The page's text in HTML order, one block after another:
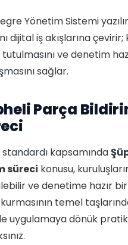
Yönetim Sistemi
dijital iş akışlarına çevirir;
ve denetim
sağlar.
Parça
standardı kapsamında
süreci konusu,
ve denetime hazır
temel
uygulamaya dönük